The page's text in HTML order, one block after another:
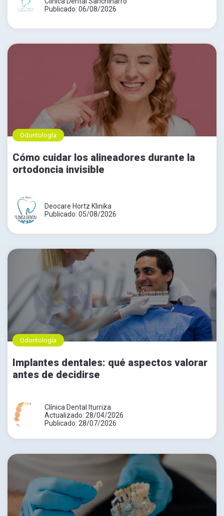
Publicado: 06/08/2026
Odontología
Cómo cuidar los alineadores durante la
ortodoncia invisible
Deocare Hortz Klinika
Publicado: 05/08/2026
Odontología
Implantes dentales: qué aspectos valorar
antes de decidirse
Clínica Dental Iturriza
Actualizado: 28/04/2026
Publicado: 28/07/2026